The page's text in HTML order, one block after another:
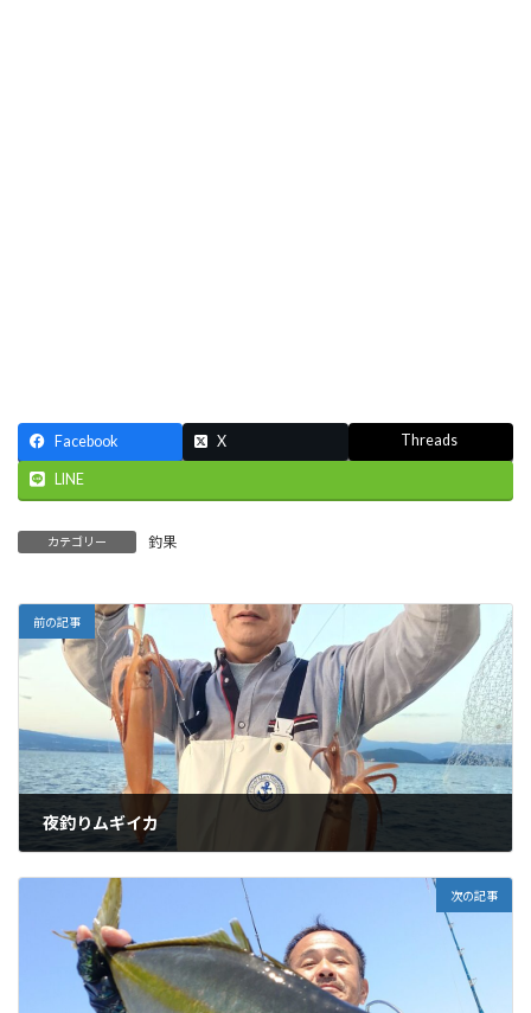
Facebook X Threads
LINE
カテゴリー 釣果
前の記事
夜釣りムギイカ
次の記事